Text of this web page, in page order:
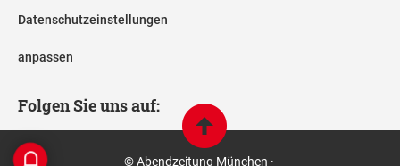
Datenschutzeinstellungen
anpassen
Folgen Sie uns auf:
© Abendzeitung München ·